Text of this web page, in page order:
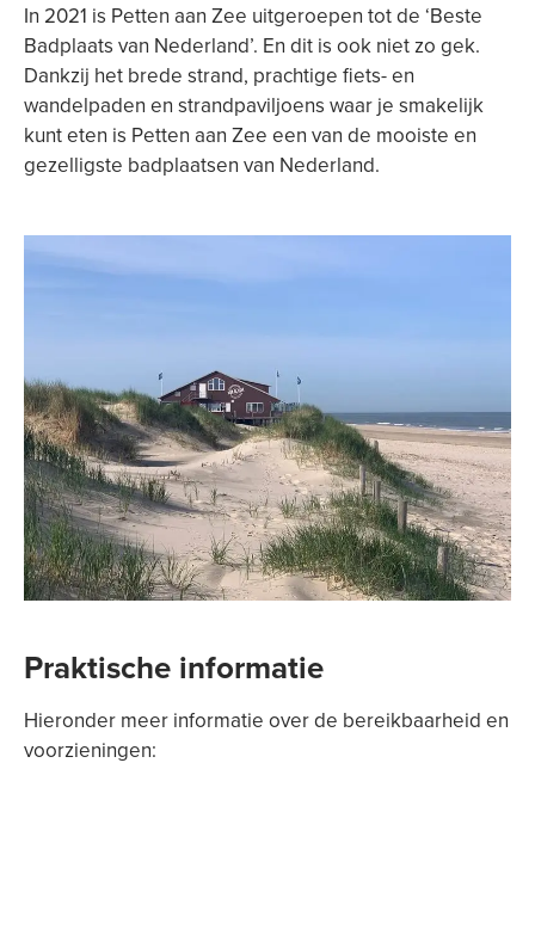
In 2021 is Petten aan Zee uitgeroepen tot de ‘Beste
Badplaats van Nederland’. En dit is ook niet zo gek.
Dankzij het brede strand, prachtige fiets- en
wandelpaden en strandpaviljoens waar je smakelijk
kunt eten is Petten aan Zee een van de mooiste en
gezelligste badplaatsen van Nederland.
Praktische informatie
Hieronder meer informatie over de bereikbaarheid en
voorzieningen: